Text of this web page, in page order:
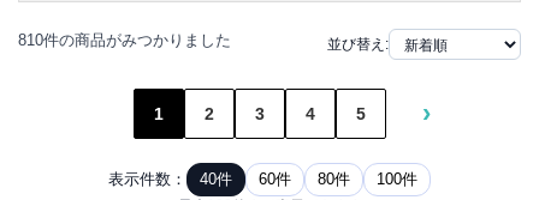
810件の商品がみつかりました 並び替え:
1 2 3 4 5 ›
表示件数： 40件 60件 80件 100件